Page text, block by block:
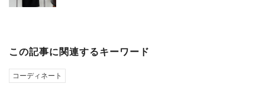
この記事に関連するキーワード
コーディネート